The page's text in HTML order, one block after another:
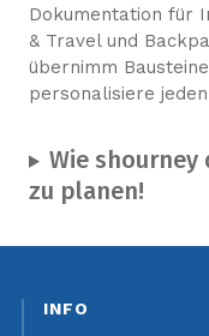
Dokumentation für
& Travel und
übernimm
personalisiere
Wie shourney
zu planen!
INFO